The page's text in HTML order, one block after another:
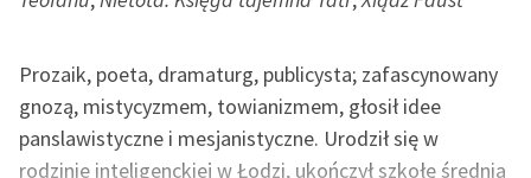
Informacja o treściach
wrażliwych
Deklaracja dostępności
Prozaik, poeta, dramaturg, publicysta; zafascynowany
gnozą, mistycyzmem, towianizmem, głosił idee
panslawistyczne i mesjanistyczne. Urodził się w
rodzinie inteligenckiej w Łodzi, ukończył szkołę średnią